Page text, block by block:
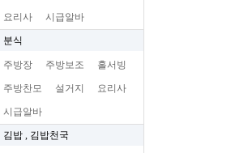
요리사 시급알바
분식
주방장 주방보조 홀서빙
주방찬모 설거지 요리사
시급알바
김밥 , 김밥천국